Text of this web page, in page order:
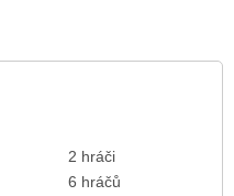
2 hráči
6 hráčů